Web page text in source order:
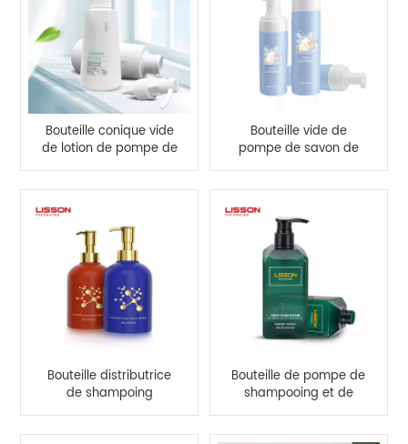
Bouteille conique vide
de lotion de pompe de
jet d'ANIMAL FAMILIER
Bouteille vide de
pompe de savon de
mousse 150ml libre
Bouteille distributrice
de shampoing
rechargeable de
Bouteille de pompe de
shampooing et de
revitalisant en